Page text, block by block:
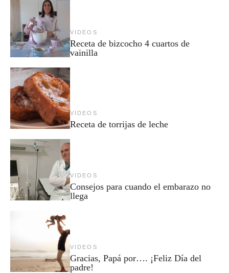
VIDEOS
Receta de bizcocho 4 cuartos de
vainilla
VIDEOS
Receta de torrijas de leche
VIDEOS
Consejos para cuando el embarazo no
llega
VIDEOS
Gracias, Papá por…. ¡Feliz Día del
padre!